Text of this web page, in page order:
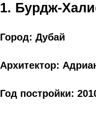
1. Бурдж-
Город: Дубай
Архитектор:
Год постройки: